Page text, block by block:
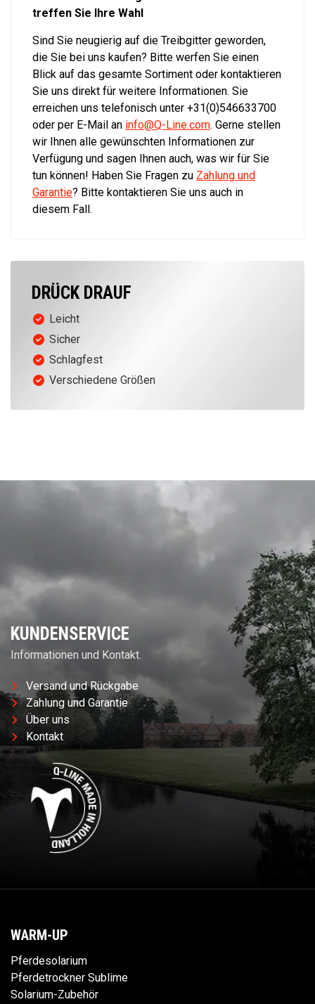
treffen Sie Ihre Wahl
Sind Sie neugierig auf die Treibgitter geworden,
die Sie bei uns kaufen? Bitte werfen Sie einen
Blick auf das gesamte Sortiment oder kontaktieren
Sie uns direkt für weitere Informationen. Sie
erreichen uns telefonisch unter +31(0)546633700
oder per E-Mail an info@Q-Line.com. Gerne stellen
wir Ihnen alle gewünschten Informationen zur
Verfügung und sagen Ihnen auch, was wir für Sie
tun können! Haben Sie Fragen zu Zahlung und
Garantie? Bitte kontaktieren Sie uns auch in
diesem Fall.
DRÜCK DRAUF
Leicht
Sicher
Schlagfest
Verschiedene Größen
KUNDENSERVICE
Informationen und Kontakt.
Versand und Rückgabe
Zahlung und Garantie
Über uns
Kontakt
WARM-UP
Pferdesolarium
Pferdetrockner Sublime
Solarium-Zubehör